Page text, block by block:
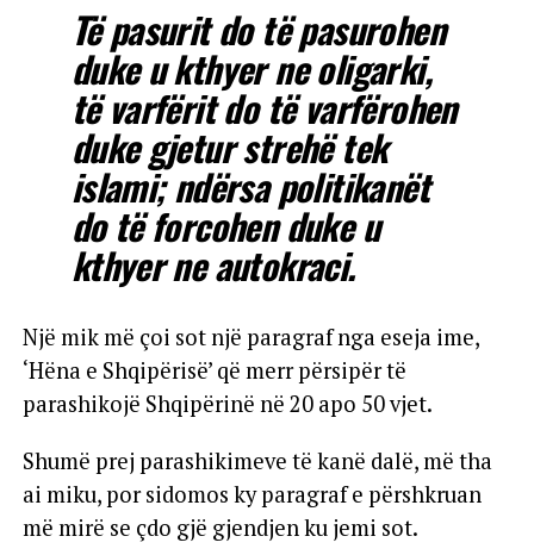
Të pasurit do të pasurohen
duke u kthyer ne oligarki,
të varfërit do të varfërohen
duke gjetur strehë tek
islami; ndërsa politikanët
do të forcohen duke u
kthyer ne autokraci.
Një mik më çoi sot një paragraf nga eseja ime,
‘Hëna e Shqipërisë’ që merr përsipër të
parashikojë Shqipërinë në 20 apo 50 vjet.
Shumë prej parashikimeve të kanë dalë, më tha
ai miku, por sidomos ky paragraf e përshkruan
më mirë se çdo gjë gjendjen ku jemi sot.